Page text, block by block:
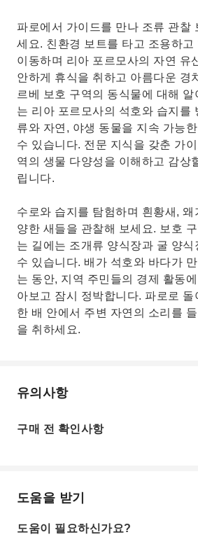
파로에서 가이드를 만나 조류 관찰
세요. 친환경 보트를 타고 조용하
이동하며 리아 포르모사의 자연 유
안하게 휴식을 취하고 아름다운 경
르베 보호 구역의 동식물에 대해 알
는 리아 포르모사의 석호와 습지를
류와 자연, 야생 동물을 지속 가능
수 있습니다. 전문 지식을 갖춘 가
역의 생물 다양성을 이해하고 감상
립니다.
수로와 습지를 탐험하며 흰황새,
양한 새들을 관찰해 보세요. 보호
는 길에는 조개류 양식장과 굴 양식
수 있습니다. 배가 석호와 바다가
는 동안, 지역 주민들의 경제 활동
아보고 잠시 정박합니다. 파로로 돌
한 배 안에서 주변 자연의 소리를
을 취하세요.
유의사항
구매 전 확인사항
도움을 받기
도움이 필요하신가요?